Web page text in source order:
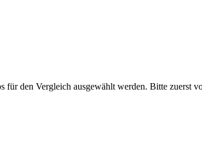
für den Vergleich ausgewählt werden. Bitte zuerst